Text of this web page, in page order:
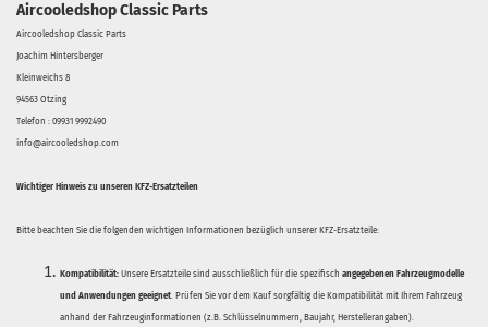
Aircooledshop Classic Parts
Aircooledshop Classic Parts
Joachim Hintersberger
Kleinweichs 8
94563 Otzing
Telefon : 09931 9992490
info@aircooledshop.com
Wichtiger Hinweis zu unseren KFZ-Ersatzteilen
Bitte beachten Sie die folgenden wichtigen Informationen bezüglich unserer KFZ-Ersatzteile:
Kompatibilität: Unsere Ersatzteile sind ausschließlich für die spezifisch angegebenen Fahrzeugmodelle
und Anwendungen geeignet. Prüfen Sie vor dem Kauf sorgfältig die Kompatibilität mit Ihrem Fahrzeug
anhand der Fahrzeuginformationen (z.B. Schlüsselnummern, Baujahr, Herstellerangaben).